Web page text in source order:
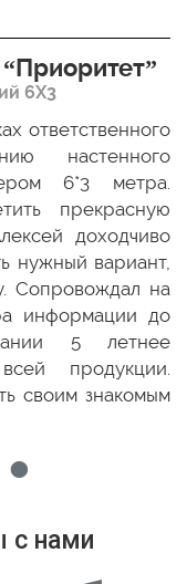
6Х3
ответственного
настенного
6*3 метра.
прекрасную
доходчиво
нужный вариант,
Сопровождал на
информации до
5 летнее
продукции.
своим знакомым
с нами